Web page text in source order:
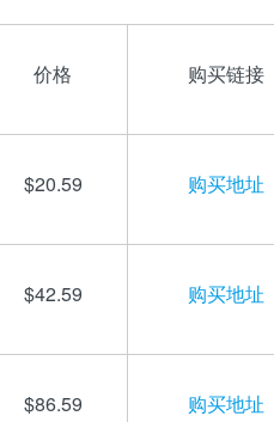
价格 购买链接
$20.59 购买地址
$42.59 购买地址
$86.59 购买地址